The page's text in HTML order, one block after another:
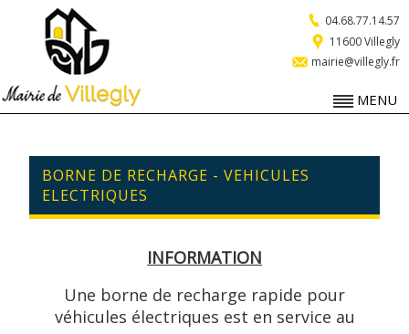
11600 Villegly
04.68.77.14.57
mairie@villegly.fr
MENU
BORNE DE RECHARGE - VEHICULES
ELECTRIQUES
INFORMATION
Une borne de recharge rapide pour
véhicules électriques est en service au